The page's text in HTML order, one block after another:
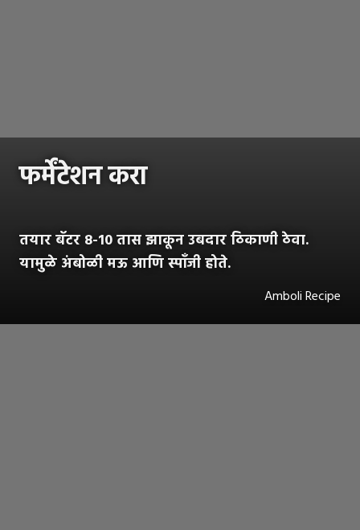
फर्मेंटेशन करा
तयार बॅटर 8-10 तास झाकून उबदार ठिकाणी ठेवा.
यामुळे अंबोळी मऊ आणि स्पॉंजी होते.
Amboli Recipe